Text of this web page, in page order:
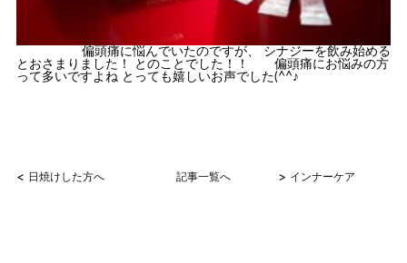
偏頭痛に悩んでいたのですが、 シナジーを飲み始める
とおさまりました！ とのことでした！！ 偏頭痛にお悩みの方
って多いですよね とっても嬉しいお声でした(^^♪
< 日焼けした方へ 記事一覧へ > インナーケア